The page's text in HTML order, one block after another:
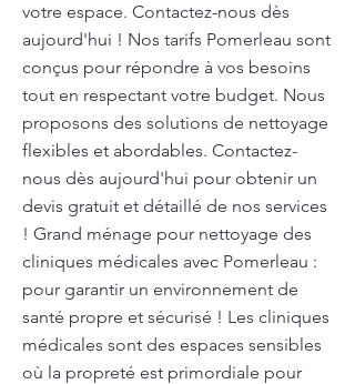
votre espace. Contactez-nous dès
aujourd'hui ! Nos tarifs Pomerleau sont
conçus pour répondre à vos besoins
tout en respectant votre budget. Nous
proposons des solutions de nettoyage
flexibles et abordables. Contactez-
nous dès aujourd'hui pour obtenir un
devis gratuit et détaillé de nos services
! Grand ménage pour nettoyage des
cliniques médicales avec Pomerleau :
pour garantir un environnement de
santé propre et sécurisé ! Les cliniques
médicales sont des espaces sensibles
où la propreté est primordiale pour